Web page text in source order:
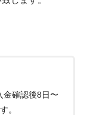
金確認後8日〜
。